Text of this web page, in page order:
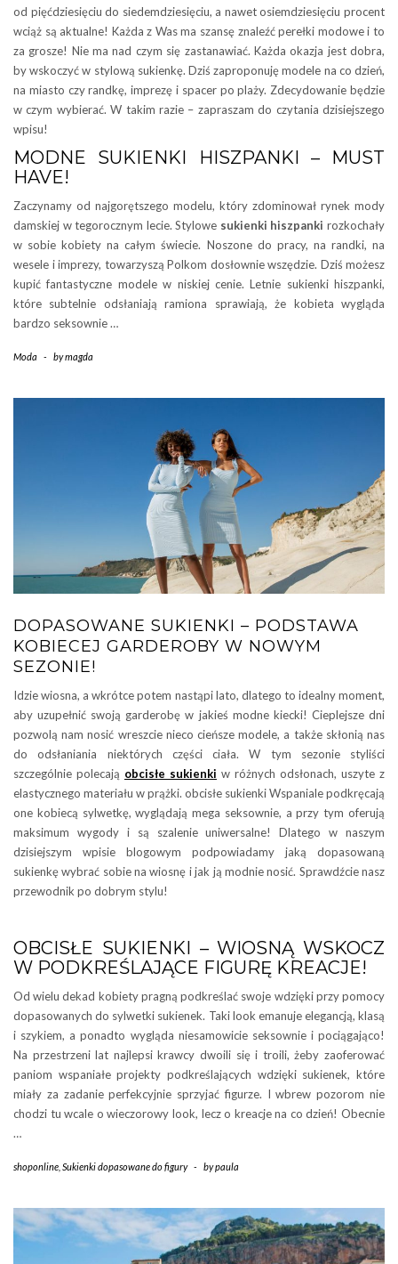
od pięćdziesięciu do siedemdziesięciu, a nawet osiemdziesięciu procent
wciąż są aktualne! Każda z Was ma szansę znaleźć perełki modowe i to
za grosze! Nie ma nad czym się zastanawiać. Każda okazja jest dobra,
by wskoczyć w stylową sukienkę. Dziś zaproponuję modele na co dzień,
na miasto czy randkę, imprezę i spacer po plaży. Zdecydowanie będzie
w czym wybierać. W takim razie – zapraszam do czytania dzisiejszego
wpisu!
MODNE SUKIENKI HISZPANKI – MUST
HAVE!
Zaczynamy od najgorętszego modelu, który zdominował rynek mody
damskiej w tegorocznym lecie. Stylowe sukienki hiszpankirozkochały
w sobie kobiety na całym świecie. Noszone do pracy, na randki, na
wesele i imprezy, towarzyszą Polkom dosłownie wszędzie. Dziś możesz
kupić fantastyczne modele w niskiej cenie. Letnie sukienki hiszpanki,
które subtelnie odsłaniają ramiona sprawiają, że kobieta wygląda
bardzo seksownie …
Moda - bymagda
DOPASOWANE SUKIENKI – PODSTAWA
KOBIECEJ GARDEROBY W NOWYM
SEZONIE!
Idzie wiosna, a wkrótce potem nastąpi lato, dlatego to idealny moment,
aby uzupełnić swoją garderobę w jakieś modne kiecki! Cieplejsze dni
pozwolą nam nosić wreszcie nieco cieńsze modele, a także skłonią nas
do odsłaniania niektórych części ciała. W tym sezonie styliści
szczególnie polecają obcisłe sukienki w różnych odsłonach, uszyte z
elastycznego materiału w prążki. obcisłe sukienki Wspaniale podkręcają
one kobiecą sylwetkę, wyglądają mega seksownie, a przy tym oferują
maksimum wygody i są szalenie uniwersalne! Dlatego w naszym
dzisiejszym wpisie blogowym podpowiadamy jaką dopasowaną
sukienkę wybrać sobie na wiosnę i jak ją modnie nosić. Sprawdźcie nasz
przewodnik po dobrym stylu!
OBCISŁE SUKIENKI – WIOSNĄ WSKOCZ
W PODKREŚLAJĄCE FIGURĘ KREACJE!
Od wielu dekad kobiety pragną podkreślać swoje wdzięki przy pomocy
dopasowanych do sylwetki sukienek. Taki look emanuje elegancją, klasą
i szykiem, a ponadto wygląda niesamowicie seksownie i pociągająco!
Na przestrzeni lat najlepsi krawcy dwoili się i troili, żeby zaoferować
paniom wspaniałe projekty podkreślających wdzięki sukienek, które
miały za zadanie perfekcyjnie sprzyjać figurze. I wbrew pozorom nie
chodzi tu wcale o wieczorowy look, lecz o kreacje na co dzień! Obecnie
…
shoponline Sukienki dopasowane do figury - bypaula